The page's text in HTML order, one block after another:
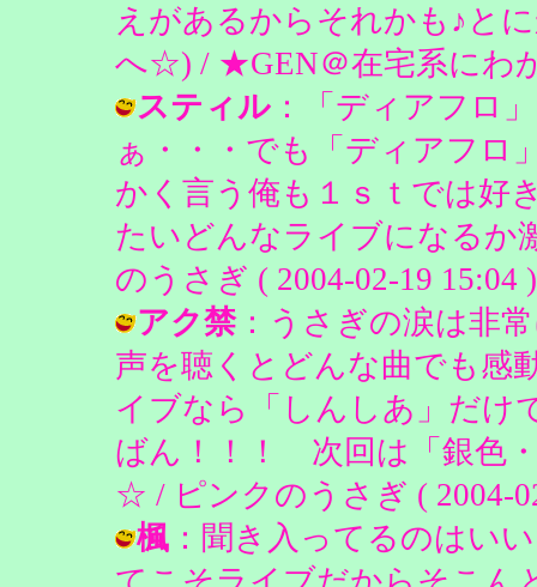
えがあるからそれかも♪と
へ☆) / ★GEN＠在宅系にわ
スティル：「ディアフロ
ぁ・・・でも「ディアフロ
かく言う俺も１ｓｔでは
たいどんなライブになるか
のうさぎ ( 2004-02-19 15:04 )
アク禁：うさぎの涙は非
声を聴くとどんな曲でも感
イブなら「しんしあ」だけ
ばん！！！ 次回は「銀色
☆ / ピンクのうさぎ ( 2004-
楓：聞き入ってるのはい